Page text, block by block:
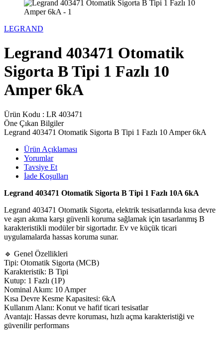
LEGRAND
Legrand 403471 Otomatik
Sigorta B Tipi 1 Fazlı 10
Amper 6kA
Ürün Kodu : LR 403471
Öne Çıkan Bilgiler
Legrand 403471 Otomatik Sigorta B Tipi 1 Fazlı 10 Amper 6kA
Ürün Açıklaması
Yorumlar
Tavsiye Et
İade Koşulları
Legrand 403471 Otomatik Sigorta B Tipi 1 Fazlı 10A 6kA
Legrand 403471 Otomatik Sigorta, elektrik tesisatlarında kısa devre
ve aşırı akıma karşı güvenli koruma sağlamak için tasarlanmış B
karakteristikli modüler bir sigortadır. Ev ve küçük ticari
uygulamalarda hassas koruma sunar.
🔹 Genel Özellikleri
Tipi: Otomatik Sigorta (MCB)
Karakteristik: B Tipi
Kutup: 1 Fazlı (1P)
Nominal Akım: 10 Amper
Kısa Devre Kesme Kapasitesi: 6kA
Kullanım Alanı: Konut ve hafif ticari tesisatlar
Avantajı: Hassas devre koruması, hızlı açma karakteristiği ve
güvenilir performans